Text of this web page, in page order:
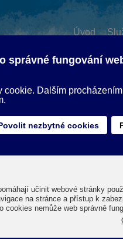
Úvod
ALKON 5
Biologicky
ALKON 5 je čisticí